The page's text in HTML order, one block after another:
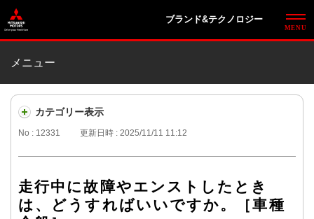
ブランド&テクノロジー
メニュー
カテゴリー表示
No : 12331 更新日時 : 2025/11/11 11:12
走行中に故障やエンストしたとき
は、どうすればいいですか。［車種